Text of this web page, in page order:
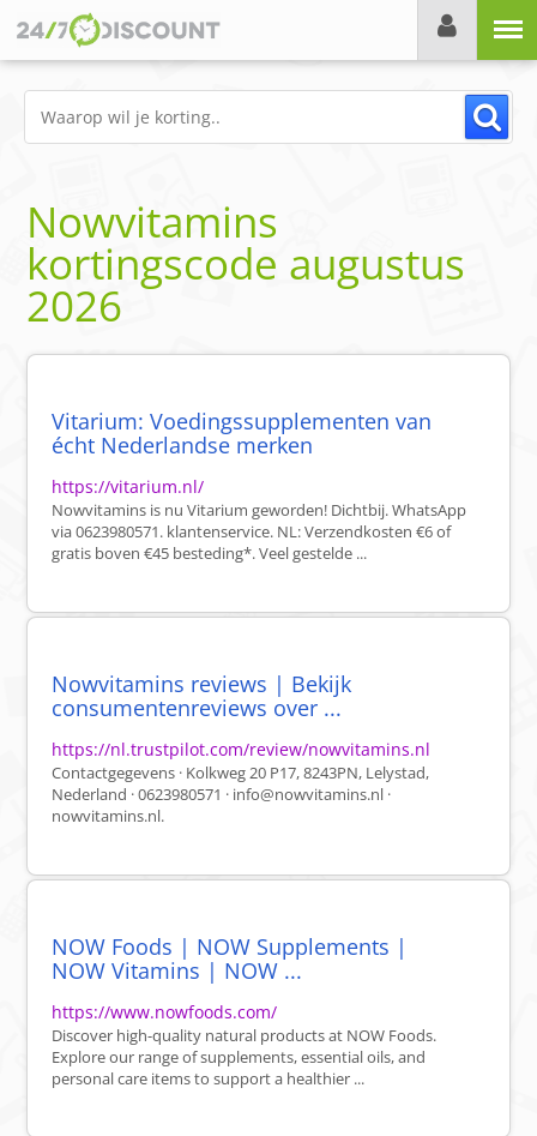
Nowvitamins
kortingscode augustus
2026
Vitarium: Voedingssupplementen van
écht Nederlandse merken
https://vitarium.nl/
Nowvitamins is nu Vitarium geworden! Dichtbij. WhatsApp
via 0623980571. klantenservice. NL: Verzendkosten €6 of
gratis boven €45 besteding*. Veel gestelde ...
Nowvitamins reviews | Bekijk
consumentenreviews over ...
https://nl.trustpilot.com/review/nowvitamins.nl
Contactgegevens · Kolkweg 20 P17, 8243PN, Lelystad,
Nederland · 0623980571 · info@nowvitamins.nl ·
nowvitamins.nl.
NOW Foods | NOW Supplements |
NOW Vitamins | NOW ...
https://www.nowfoods.com/
Discover high-quality natural products at NOW Foods.
Explore our range of supplements, essential oils, and
personal care items to support a healthier ...